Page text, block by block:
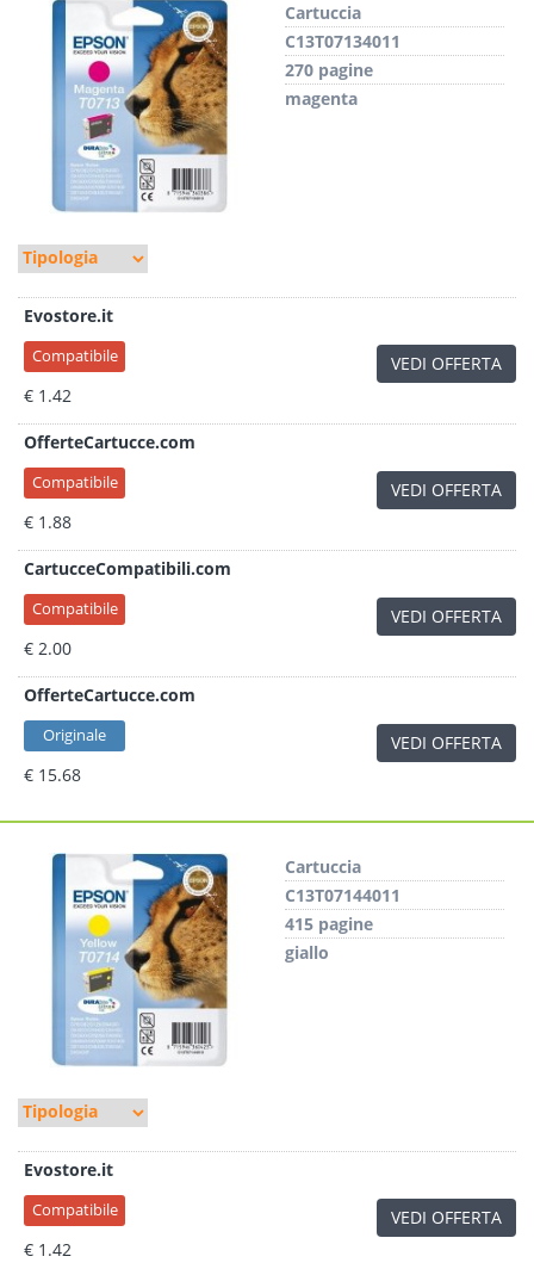
Cartuccia
C13T07134011
270 pagine
magenta
Evostore.it
Compatibile
€ 1.42
VEDI OFFERTA
OfferteCartucce.com
Compatibile
€ 1.88
VEDI OFFERTA
CartucceCompatibili.com
Compatibile
€ 2.00
VEDI OFFERTA
OfferteCartucce.com
Originale
€ 15.68
VEDI OFFERTA
Cartuccia
C13T07144011
415 pagine
giallo
Evostore.it
Compatibile
€ 1.42
VEDI OFFERTA